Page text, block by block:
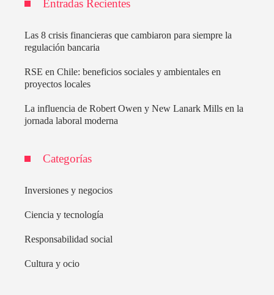
Entradas Recientes
Las 8 crisis financieras que cambiaron para siempre la
regulación bancaria
RSE en Chile: beneficios sociales y ambientales en
proyectos locales
La influencia de Robert Owen y New Lanark Mills en la
jornada laboral moderna
Categorías
Inversiones y negocios
Ciencia y tecnología
Responsabilidad social
Cultura y ocio